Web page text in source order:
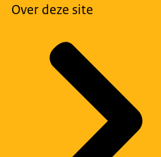
Over deze site